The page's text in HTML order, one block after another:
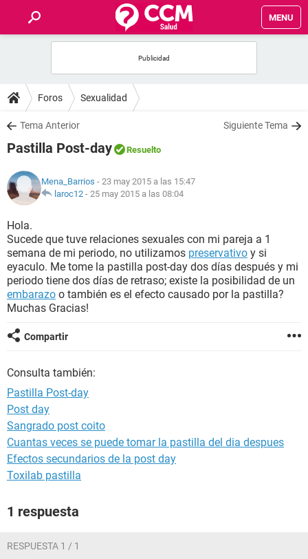
MENU
FOROS
SALUD
NUTRICIÓN
BIENESTAR
SEXUALIDAD
GLOSARIO
Foros Sexualidad
Tema Anterior Siguiente Tema
Pastilla Post-day Resuelto
Mena_Barrios - 23 may 2015 a las 15:47
laroc12 - 25 may 2015 a las 08:04
Hola.
Sucede que tuve relaciones sexuales con mi pareja a 1
semana de mi periodo, no utilizamos preservativo y si
eyaculo. Me tome la pastilla post-day dos días después y mi
periodo tiene dos días de retraso; existe la posibilidad de un
embarazo o también es el efecto causado por la pastilla?
Muchas Gracias!
Compartir
Consulta también:
Pastilla Post-day
Post day
Sangrado post coito
Cuantas veces se puede tomar la pastilla del dia despues
Efectos secundarios de la post day
Toxilab pastilla
1 respuesta
RESPUESTA 1 / 1